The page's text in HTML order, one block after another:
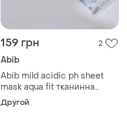
159 грн 2
Abib
Abib mild acidic ph sheet
mask aqua fit тканинна
маска з гіалуроновою
кислотою, 30 мл
Другой